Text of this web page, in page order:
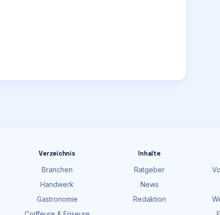
Verzeichnis
Branchen
Handwerk
Gastronomie
Inhalte
Ratgeber
News
Redaktion